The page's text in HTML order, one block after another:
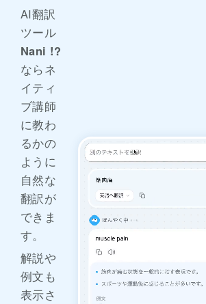
AI翻訳
ツール
Nani !?
ならネ
イティ
ブ講師
に教わ
るかの
ように
自然な
翻訳が
できま
す。
解説や
例文も
表示さ